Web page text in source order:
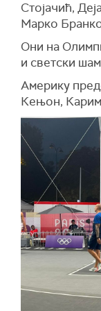
Стојачић,
Марко
Они на
и светски
Америку
Кењон,